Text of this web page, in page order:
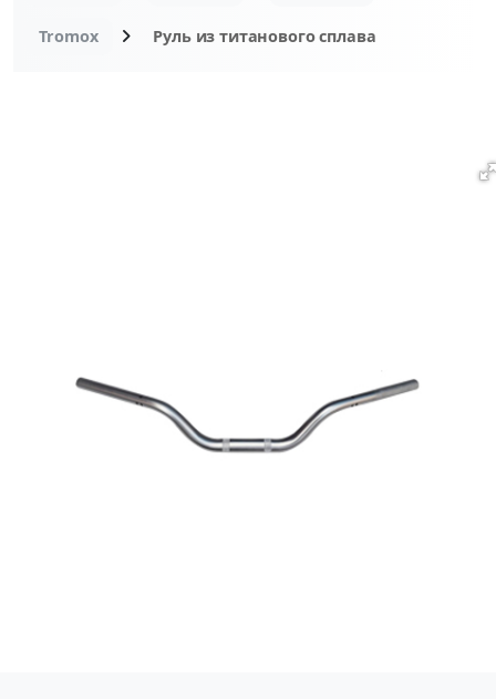
Tromox Руль из титанового сплава